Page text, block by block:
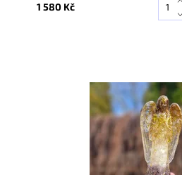
1 580 Kč
Vyprodáno
10426